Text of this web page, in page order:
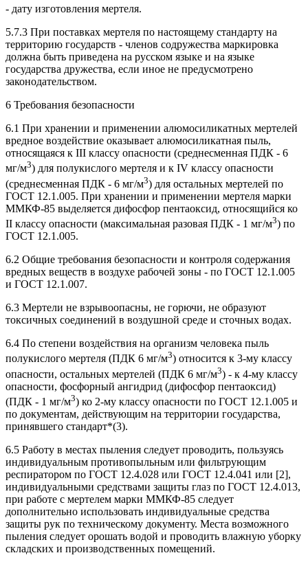
- дату изготовления мертеля.
5.7.3 При поставках мертеля по настоящему стандарту на
территорию государств - членов содружества маркировка
должна быть приведена на русском языке и на языке
государства дружества, если иное не предусмотрено
законодательством.
6 Требования безопасности
6.1 При хранении и применении алюмосиликатных мертелей
вредное воздействие оказывает алюмосиликатная пыль,
относящаяся к III классу опасности (среднесменная ПДК - 6
мг/м3) для полукислого мертеля и к IV классу опасности
(среднесменная ПДК - 6 мг/м3) для остальных мертелей по
ГОСТ 12.1.005. При хранении и применении мертеля марки
ММКФ-85 выделяется дифосфор пентаоксид, относящийся ко
II классу опасности (максимальная разовая ПДК - 1 мг/м3) по
ГОСТ 12.1.005.
6.2 Общие требования безопасности и контроля содержания
вредных веществ в воздухе рабочей зоны - по ГОСТ 12.1.005
и ГОСТ 12.1.007.
6.3 Мертели не взрывоопасны, не горючи, не образуют
токсичных соединений в воздушной среде и сточных водах.
6.4 По степени воздействия на организм человека пыль
полукислого мертеля (ПДК 6 мг/м3) относится к 3-му классу
опасности, остальных мертелей (ПДК 6 мг/м3) - к 4-му классу
опасности, фосфорный ангидрид (дифосфор пентаоксид)
(ПДК - 1 мг/м3) ко 2-му классу опасности по ГОСТ 12.1.005 и
по документам, действующим на территории государства,
принявшего стандарт*(3).
6.5 Работу в местах пыления следует проводить, пользуясь
индивидуальным противопыльным или фильтрующим
респиратором по ГОСТ 12.4.028 или ГОСТ 12.4.041 или [2],
индивидуальными средствами защиты глаз по ГОСТ 12.4.013,
при работе с мертелем марки ММКФ-85 следует
дополнительно использовать индивидуальные средства
защиты рук по техническому документу. Места возможного
пыления следует орошать водой и проводить влажную уборку
складских и производственных помещений.